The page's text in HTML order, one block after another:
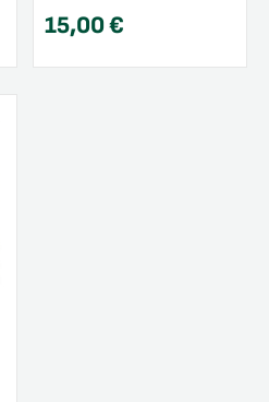
15,00€